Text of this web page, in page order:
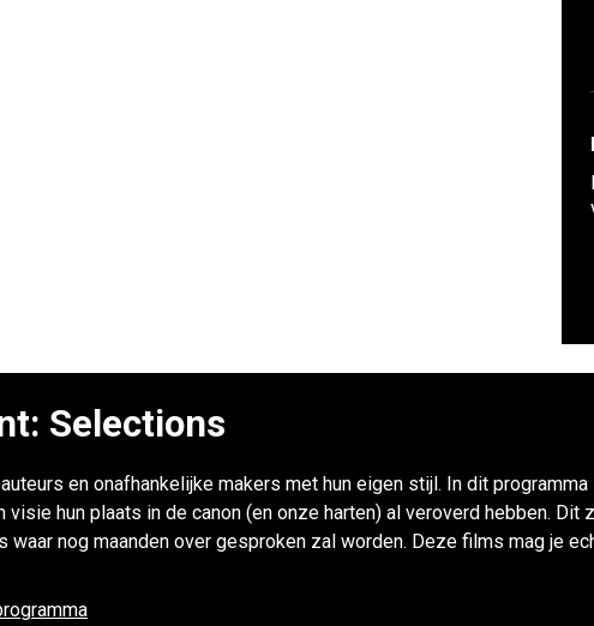
Selections
en onafhankelijke makers met hun eigen stijl. In dit
visie hun plaats in de canon (en onze harten) al veroverd hebben.
waar nog maanden over gesproken zal worden. Deze films mag je